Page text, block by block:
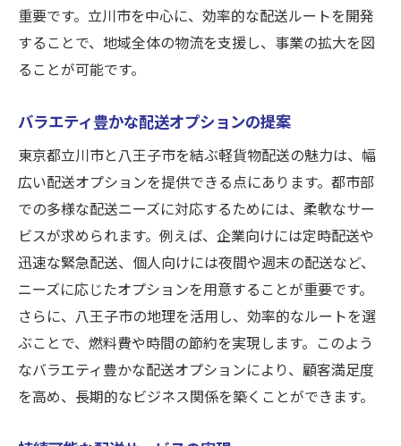
重要です。立川市を中心に、効率的な配送ルートを開発
することで、地域全体の物流を支援し、事業の拡大を図
ることが可能です。
バラエティ豊かな配送オプションの提案
東京都立川市と八王子市を結ぶ軽貨物配送の魅力は、幅
広い配送オプションを提供できる点にあります。都市部
での多様な配送ニーズに対応するためには、柔軟なサー
ビスが求められます。例えば、企業向けには定時配送や
迅速な緊急配送、個人向けには夜間や週末の配送など、
ニーズに応じたオプションを用意することが重要です。
さらに、八王子市の地理を活用し、効率的なルートを選
ぶことで、燃料費や時間の節約を実現します。このよう
なバラエティ豊かな配送オプションにより、顧客満足度
を高め、長期的なビジネス関係を築くことができます。